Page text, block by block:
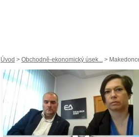
Úvod > Obchodně-ekonomický úsek... >